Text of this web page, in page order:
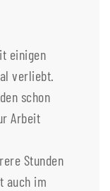
einigen
verliebt.
schon
Arbeit
Stunden
auch im